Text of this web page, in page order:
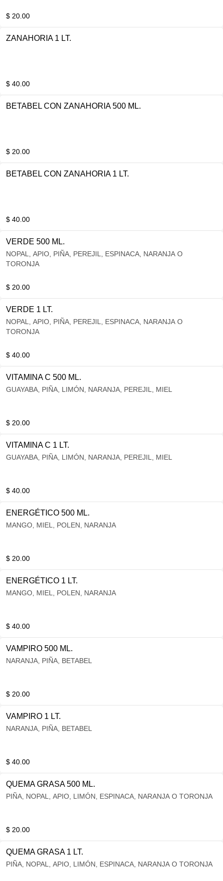
$ 20.00
ZANAHORIA 1 LT.
$ 40.00
BETABEL CON ZANAHORIA 500 ML.
$ 20.00
BETABEL CON ZANAHORIA 1 LT.
$ 40.00
VERDE 500 ML.
NOPAL, APIO, PIÑA, PEREJIL, ESPINACA, NARANJA O
TORONJA
$ 20.00
VERDE 1 LT.
NOPAL, APIO, PIÑA, PEREJIL, ESPINACA, NARANJA O
TORONJA
$ 40.00
VITAMINA C 500 ML.
GUAYABA, PIÑA, LIMÓN, NARANJA, PEREJIL, MIEL
$ 20.00
VITAMINA C 1 LT.
GUAYABA, PIÑA, LIMÓN, NARANJA, PEREJIL, MIEL
$ 40.00
ENERGÉTICO 500 ML.
MANGO, MIEL, POLEN, NARANJA
$ 20.00
ENERGÉTICO 1 LT.
MANGO, MIEL, POLEN, NARANJA
$ 40.00
VAMPIRO 500 ML.
NARANJA, PIÑA, BETABEL
$ 20.00
VAMPIRO 1 LT.
NARANJA, PIÑA, BETABEL
$ 40.00
QUEMA GRASA 500 ML.
PIÑA, NOPAL, APIO, LIMÓN, ESPINACA, NARANJA O TORONJA
$ 20.00
QUEMA GRASA 1 LT.
PIÑA, NOPAL, APIO, LIMÓN, ESPINACA, NARANJA O TORONJA